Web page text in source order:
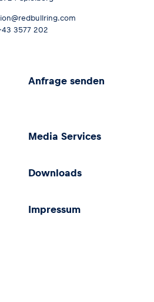
3577 202
Anfrage senden
Media Services
Downloads
Impressum